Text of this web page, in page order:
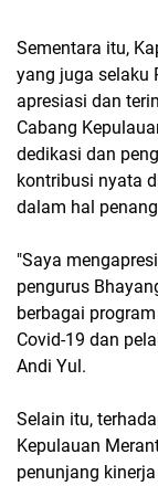
Sementara itu,
yang juga selaku
apresiasi dan
Cabang
dedikasi dan
kontribusi nyata
dalam hal
"Saya
pengurus
berbagai
Covid-19 dan
Andi Yul.
Selain itu,
Kepulauan
penunjang